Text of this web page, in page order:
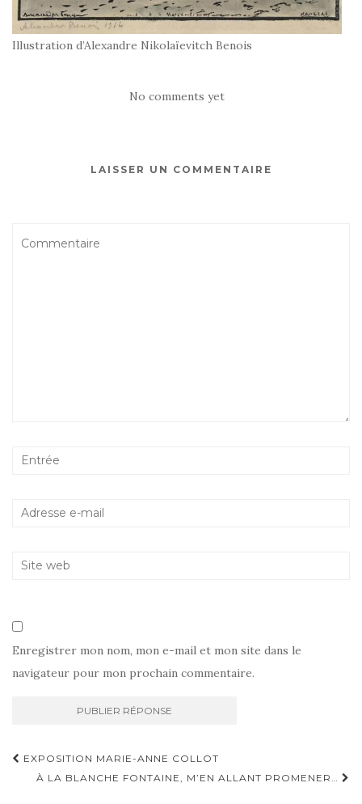
Illustration d’Alexandre Nikolaïevitch Benois
No comments yet
LAISSER UN COMMENTAIRE
Enregistrer mon nom, mon e-mail et mon site dans le
navigateur pour mon prochain commentaire.
Navigation
d'article
EXPOSITION MARIE-ANNE COLLOT
À LA BLANCHE FONTAINE, M’EN ALLANT PROMENER…